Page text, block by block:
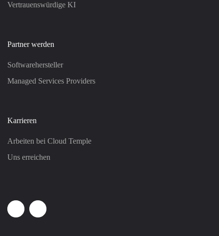
Vertrauenswürdige KI
Partner werden
Softwarehersteller
Managed Services Providers
Karrieren
Arbeiten bei Cloud Temple
Uns erreichen
LinkedinYoutube